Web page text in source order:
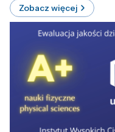
Zobacz więcej